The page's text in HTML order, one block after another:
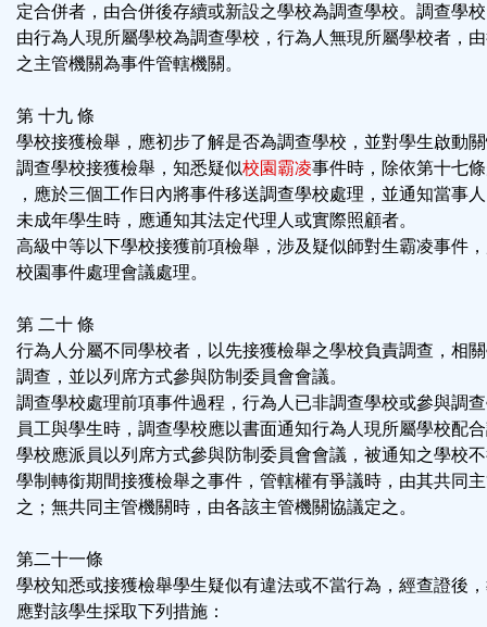
定合併者，由合併後存續或新設之學校為調查學校。調查學
由行為人現所屬學校為調查學校，行為人無現所屬學校者，
之主管機關為事件管轄機關。
第 十九 條
學校接獲檢舉，應初步了解是否為調查學校，並對學生啟動
調查學校接獲檢舉，知悉疑似校園霸凌事件時，除依第十七
，應於三個工作日內將事件移送調查學校處理，並通知當事
未成年學生時，應通知其法定代理人或實際照顧者。
高級中等以下學校接獲前項檢舉，涉及疑似師對生霸凌事件
校園事件處理會議處理。
第 二十 條
行為人分屬不同學校者，以先接獲檢舉之學校負責調查，相
調查，並以列席方式參與防制委員會會議。
調查學校處理前項事件過程，行為人已非調查學校或參與調
員工與學生時，調查學校應以書面通知行為人現所屬學校配
學校應派員以列席方式參與防制委員會會議，被通知之學校
學制轉銜期間接獲檢舉之事件，管轄權有爭議時，由其共同
之；無共同主管機關時，由各該主管機關協議定之。
第二十一條
學校知悉或接獲檢舉學生疑似有違法或不當行為，經查證後
應對該學生採取下列措施：